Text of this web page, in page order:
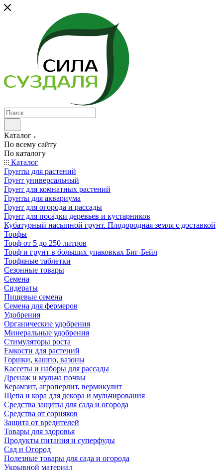
Каталог
По всему сайту
По каталогу
Каталог
Грунты для растений
Грунт универсальный
Грунт для комнатных растений
Грунты для аквариума
Грунт для огорода и рассады
Грунт для посадки деревьев и кустарников
Кубатурный насыпной грунт. Плодородная земля с доставкой
Торфы
Торф от 5 до 250 литров
Торф и грунт в больших упаковках Биг-Бейл
Торфяные таблетки
Сезонные товары
Семена
Сидераты
Пищевые семена
Семена для фермеров
Удобрения
Органические удобрения
Минеральные удобрения
Стимуляторы роста
Емкости для растений
Горшки, кашпо, вазоны
Кассеты и наборы для рассады
Дренаж и мульча почвы
Керамзит, агроперлит, вермикулит
Щепа и кора для декора и мульчирования
Средства защиты для сада и огорода
Средства от сорняков
Защита от вредителей
Товары для здоровья
Продукты питания и суперфуды
Сад и Огород
Полезные товары для сада и огорода
Укрывной материал